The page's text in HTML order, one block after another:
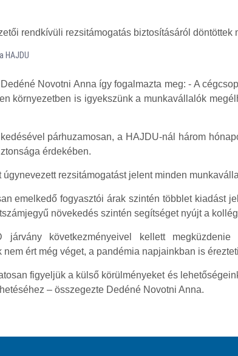
rendkívüli rezsitámogatás biztosításáról döntöttek
Novotni Anna így fogalmazta meg: - A
környezetben is igyekszünk a munkavállalók
párhuzamosan, a HAJDU-nál három
érdekében.
úgynevezett rezsitámogatást jelent minden
emelkedő fogyasztói árak szintén többlet kiadást
növekedés szintén segítséget nyújt a
következményeivel kellett
ért még véget, a pandémia napjainkban is
figyeljük a külső körülményeket és
– összegezte Dedéné Novotni Anna.